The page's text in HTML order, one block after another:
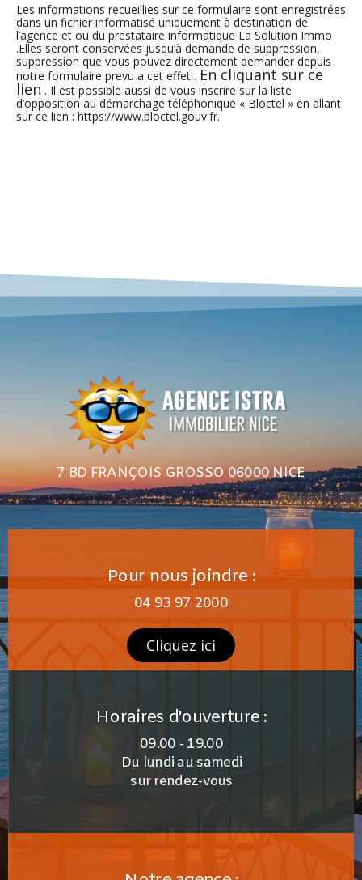
Les informations recueillies sur ce formulaire sont enregistrées
dans un fichier informatisé uniquement à destination de
l’agence et ou du prestataire informatique La Solution Immo
.Elles seront conservées jusqu’à demande de suppression,
suppression que vous pouvez directement demander depuis
notre formulaire prevu a cet effet . En cliquant sur ce
lien . Il est possible aussi de vous inscrire sur la liste
d’opposition au démarchage téléphonique « Bloctel » en allant
sur ce lien : https://www.bloctel.gouv.fr.
7 BD FRANÇOIS GROSSO 06000 NICE
Pour nous joindre :
04 93 97 2000
Cliquez ici
Horaires d'ouverture :
09.00 - 19.00
Du lundi au samedi
sur rendez-vous